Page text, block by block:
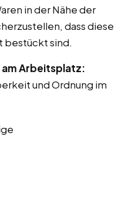
in der Nähe der
dass diese
bestückt sind.
am Arbeitsplatz:
und Ordnung im